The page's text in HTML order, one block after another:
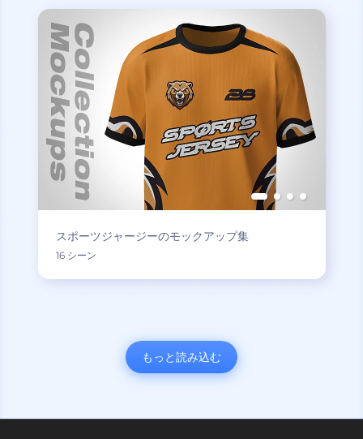
スポーツジャージーのモックアップ集
16 シーン
もっと読み込む